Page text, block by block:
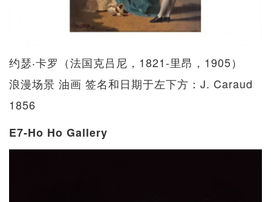
约瑟‧卡罗（法国克吕尼，1821-里昂，1905）
浪漫场景 油画 签名和日期于左下方：J. Caraud
1856
E7-Ho Ho Gallery